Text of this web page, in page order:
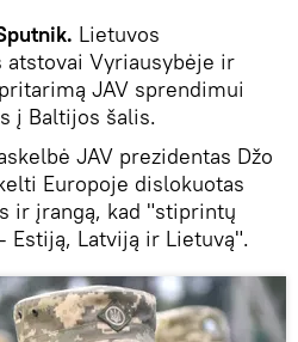
Lietuvos
Vyriausybėje ir
JAV sprendimui
į Baltijos šalis.
JAV prezidentas Džo
Europoje dislokuotas
ir įrangą, kad "stiprintų
Estiją, Latviją ir Lietuvą".